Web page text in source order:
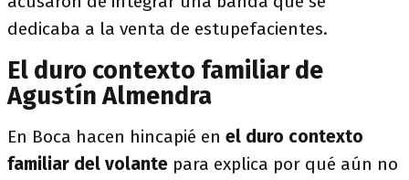
dedicaba a la venta de estupefacientes.
El duro contexto familiar de
Agustín Almendra
En Boca hacen hincapié en el duro contexto
familiar del volante para explica por qué aún no